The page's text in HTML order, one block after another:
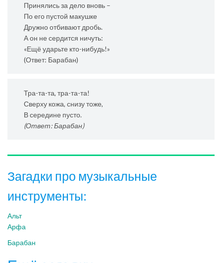
Принялись за дело вновь –
По его пустой макушке
Дружно отбивают дробь.
А он не сердится ничуть:
«Ещё ударьте кто-нибудь!»
(Ответ: Барабан)
Тра-та-та, тра-та-та!
Сверху кожа, снизу тоже,
В середине пусто.
(Ответ: Барабан)
Загадки про музыкальные
инструменты:
Альт
Арфа
Барабан